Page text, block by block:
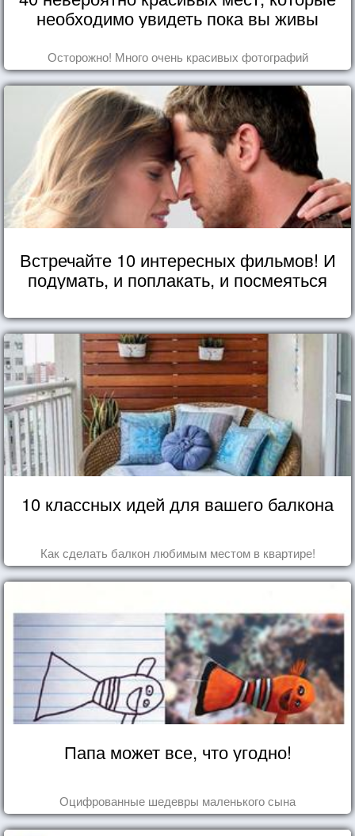
необходимо увидеть пока вы живы
Осторожно! Много очень красивых фотографий
Встречайте 10 интересных фильмов! И
подумать, и поплакать, и посмеяться
10 классных идей для вашего балкона
Как сделать балкон любимым местом в квартире!
Папа может все, что угодно!
Оцифрованные шедевры маленького сына